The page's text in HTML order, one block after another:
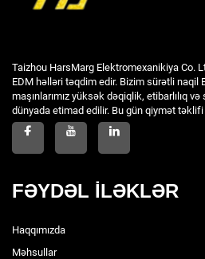
Taizhou HarsMarg Elektromexanikiya Co.
EDM həlləri təqdim edir. Bizim sürətli naqil
maşınlarımız yüksək dəqiqlik, etibarlılıq
dünyada etimad edilir. Bu gün qiymət
FƏYDƏL İLƏKLƏR
Haqqımızda
Məhsullar